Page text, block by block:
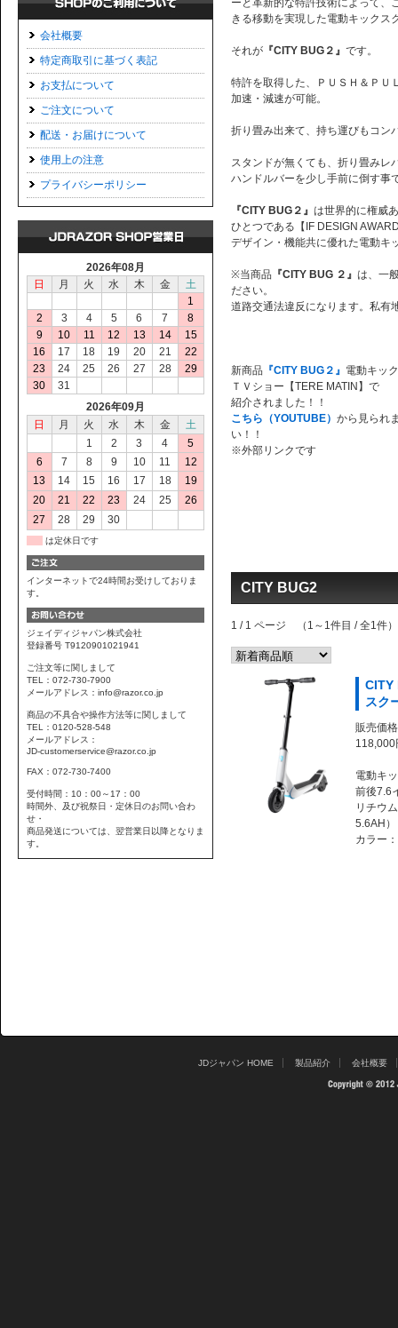
会社概要
特定商取引に基づく表記
お支払について
ご注文について
配送・お届けについて
使用上の注意
プライバシーポリシー
2026年08月
日
月 火 水 木 金
土
1
2
3 4 5 6 7
8
9
10 11 12 13 14
15
16
17 18 19 20 21
22
23
24 25 26 27 28
29
30
31
2026年09月
日
月 火 水 木 金
土
1
2 3 4
5
6
7 8 9 10 11
12
13
14 15 16 17 18
19
20
21 22 23 24 25
26
27
28 29 30
は定休日です
インターネットで24時間お受けしておりま
す。
ジェイディジャパン株式会社
登録番号 T9120901021941
ご注文等に関しまして
TEL：072-730-7900
メールアドレス：info@razor.co.jp
商品の不具合や操作方法等に関しまして
TEL：0120-528-548
メールアドレス：
JD-customerservice@razor.co.jp
FAX：072-730-7400
受付時間：10：00～17：00
時間外、及び祝祭日・定休日のお問い合わ
せ・
商品発送については、翌営業日以降となりま
す。
ーと革新的な特許技術によって、
きる移動を実現した電動キックス
それが 『CITY BUG２』 です。
特許を取得した、ＰＵＳＨ＆ＰＵ
加速・減速が可能。
折り畳み出来て、持ち運びもコン
スタンドが無くても、折り畳みレ
ハンドルバーを少し手前に倒す事
『CITY BUG２』 は世界的に権威
ひとつである【IF DESIGN
デザイン・機能共に優れた電動キ
※当商品 『CITY BUG ２』 は、一
ださい。
道路交通法違反になります。私有
新商品 『CITY BUG２』 電動キッ
ＴＶショー【TERE MATIN】で
紹介されました！！
こちら（YOUTUBE） から見られ
い！！
※外部リンクです
CITY BUG2
1 / 1 ページ （1～1件目 / 全1件）
CITY
スク
販売価
118,000
電動キ
前後7.6
リチウ
5.6AH）
カラー
JDジャパン HOME 製品紹介 会社概要